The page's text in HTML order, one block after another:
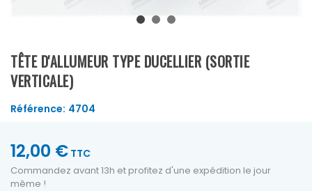
TÊTE D'ALLUMEUR TYPE DUCELLIER (SORTIE
VERTICALE)
Référence: 4704
12,00 € TTC
Commandez avant 13h et profitez d'une expédition le jour
même !